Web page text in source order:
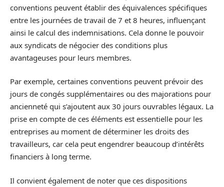
conventions peuvent établir des équivalences spécifiques
entre les journées de travail de 7 et 8 heures, influençant
ainsi le calcul des indemnisations. Cela donne le pouvoir
aux syndicats de négocier des conditions plus
avantageuses pour leurs membres.
Par exemple, certaines conventions peuvent prévoir des
jours de congés supplémentaires ou des majorations pour
ancienneté qui s’ajoutent aux 30 jours ouvrables légaux. La
prise en compte de ces éléments est essentielle pour les
entreprises au moment de déterminer les droits des
travailleurs, car cela peut engendrer beaucoup d’intérêts
financiers à long terme.
Il convient également de noter que ces dispositions